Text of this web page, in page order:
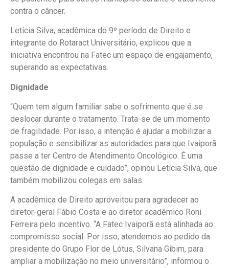
contra o câncer.
Letícia Silva, acadêmica do 9º período de Direito e
integrante do Rotaract Universitário, explicou que a
iniciativa encontrou na Fatec um espaço de engajamento,
superando as expectativas.
Dignidade
“Quem tem algum familiar sabe o sofrimento que é se
deslocar durante o tratamento. Trata-se de um momento
de fragilidade. Por isso, a intenção é ajudar a mobilizar a
população e sensibilizar as autoridades para que Ivaiporã
passe a ter Centro de Atendimento Oncológico. É uma
questão de dignidade e cuidado”, opinou Letícia Silva, que
também mobilizou colegas em salas.
A acadêmica de Direito aproveitou para agradecer ao
diretor-geral Fábio Costa e ao diretor acadêmico Roni
Ferreira pelo incentivo. “A Fatec Ivaiporã está alinhada ao
compromisso social. Por isso, atendemos ao pedido da
presidente do Grupo Flor de Lótus, Silvana Gibim, para
ampliar a mobilização no meio universitário”, informou o